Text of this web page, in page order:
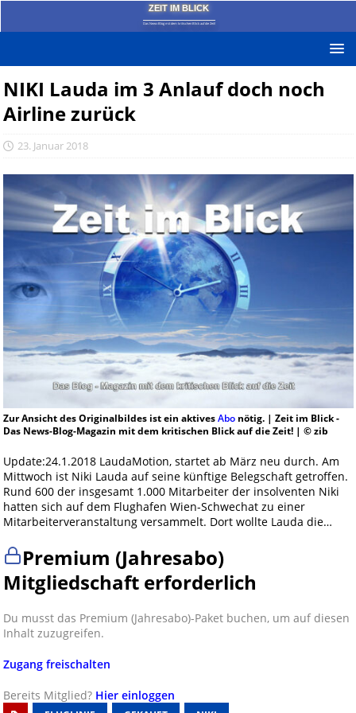
ZEIT IM BLICK
Das News-Blog mit dem kritischen Blick auf die Zeit!
NIKI Lauda im 3 Anlauf doch noch
Airline zurück
23. Januar 2018
Zur Ansicht des Originalbildes ist ein aktivesAbonötig. | Zeit im Blick -
Das News-Blog-Magazin mit dem kritischen Blick auf die Zeit! | © zib
Update:24.1.2018 LaudaMotion, startet ab März neu durch. Am
Mittwoch ist Niki Lauda auf seine künftige Belegschaft getroffen.
Rund 600 der insgesamt 1.000 Mitarbeiter der insolventen Niki
hatten sich auf dem Flughafen Wien-Schwechat zu einer
Mitarbeiterveranstaltung versammelt. Dort wollte Lauda die…
Premium (Jahresabo)
Mitgliedschaft erforderlich
Du musst das Premium (Jahresabo)-Paket buchen, um auf diesen
Inhalt zuzugreifen.
Zugang freischalten
Bereits Mitglied? Hier einloggen